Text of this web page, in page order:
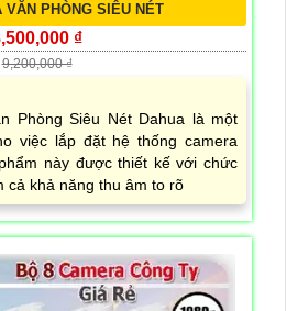
VĂN PHÒNG SIÊU NÉT
₫
9,200,000 ₫
Phòng Siêu Nét Dahua là một
việc lắp đặt hệ thống camera
này được thiết kế với chức
cả khả năng thu âm to rõ